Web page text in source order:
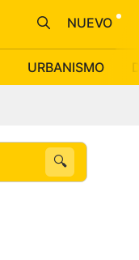
URBANISMO
NUEVO
🔍